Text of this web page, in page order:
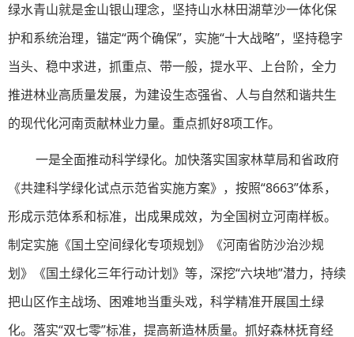
绿水青山就是金山银山理念，坚持山水林田湖草沙一体化保
护和系统治理，锚定“两个确保”，实施“十大战略”，坚持稳字
当头、稳中求进，抓重点、带一般，提水平、上台阶，全力
推进林业高质量发展，为建设生态强省、人与自然和谐共生
的现代化河南贡献林业力量。重点抓好8项工作。
一是全面推动科学绿化。加快落实国家林草局和省政府
《共建科学绿化试点示范省实施方案》，按照“8663”体系，
形成示范体系和标准，出成果成效，为全国树立河南样板。
制定实施《国土空间绿化专项规划》《河南省防沙治沙规
划》《国土绿化三年行动计划》等，深挖“六块地”潜力，持续
把山区作主战场、困难地当重头戏，科学精准开展国土绿
化。落实“双七零”标准，提高新造林质量。抓好森林抚育经